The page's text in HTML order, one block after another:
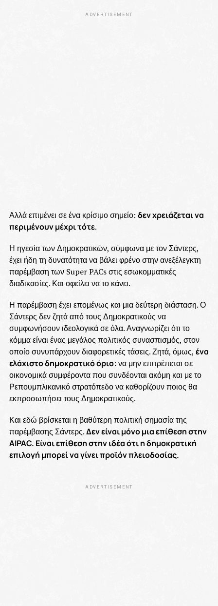
ADVERTISEMENT
Αλλά επιμένει σε ένα κρίσιμο σημείο: δεν χρειάζεται να
περιμένουν μέχρι τότε.
Η ηγεσία των Δημοκρατικών, σύμφωνα με τον Σάντερς,
έχει ήδη τη δυνατότητα να βάλει φρένο στην ανεξέλεγκτη
παρέμβαση των Super PACs στις εσωκομματικές
διαδικασίες. Και οφείλει να το κάνει.
Η παρέμβαση έχει επομένως και μια δεύτερη διάσταση. Ο
Σάντερς δεν ζητά από τους Δημοκρατικούς να
συμφωνήσουν ιδεολογικά σε όλα. Αναγνωρίζει ότι το
κόμμα είναι ένας μεγάλος πολιτικός συνασπισμός, στον
οποίο συνυπάρχουν διαφορετικές τάσεις. Ζητά, όμως, ένα
ελάχιστο δημοκρατικό όριο: να μην επιτρέπεται σε
οικονομικά συμφέροντα που συνδέονται ακόμη και με το
Ρεπουμπλικανικό στρατόπεδο να καθορίζουν ποιος θα
εκπροσωπήσει τους Δημοκρατικούς.
Και εδώ βρίσκεται η βαθύτερη πολιτική σημασία της
παρέμβασης Σάντερς.Δεν είναι μόνο μια επίθεση στην
AIPAC. Είναι επίθεση στην ιδέα ότι η δημοκρατική
επιλογή μπορεί να γίνει προϊόν πλειοδοσίας.
ADVERTISEMENT